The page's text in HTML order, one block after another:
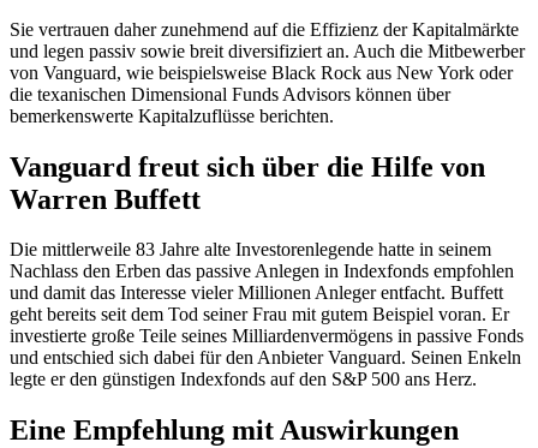
Sie vertrauen daher zunehmend auf die Effizienz der Kapitalmärkte
und legen passiv sowie breit diversifiziert an. Auch die Mitbewerber
von Vanguard, wie beispielsweise Black Rock aus New York oder
die texanischen Dimensional Funds Advisors können über
bemerkenswerte Kapitalzuflüsse berichten.
Vanguard freut sich über die Hilfe von
Warren Buffett
Die mittlerweile 83 Jahre alte Investorenlegende hatte in seinem
Nachlass den Erben das passive Anlegen in Indexfonds empfohlen
und damit das Interesse vieler Millionen Anleger entfacht. Buffett
geht bereits seit dem Tod seiner Frau mit gutem Beispiel voran. Er
investierte große Teile seines Milliardenvermögens in passive Fonds
und entschied sich dabei für den Anbieter Vanguard. Seinen Enkeln
legte er den günstigen Indexfonds auf den S&P 500 ans Herz.
Eine Empfehlung mit Auswirkungen